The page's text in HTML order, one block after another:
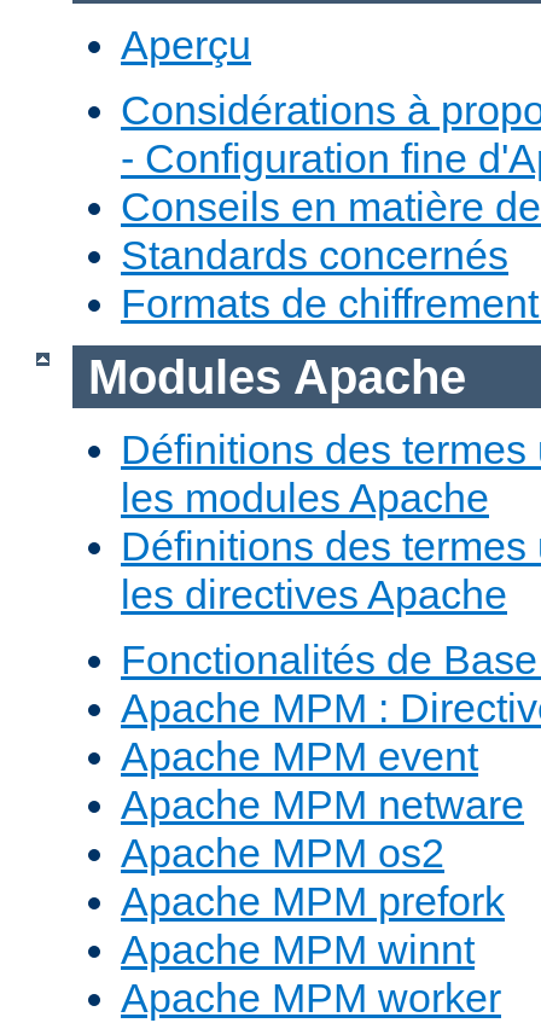
Aperçu
Considérations à
- Configuration fine
Conseils en matière
Standards concernés
Formats de
Modules Apache
Définitions des
les modules Apache
Définitions des
les directives Apache
Fonctionalités de
Apache MPM :
Apache MPM event
Apache MPM netware
Apache MPM os2
Apache MPM prefork
Apache MPM winnt
Apache MPM worker